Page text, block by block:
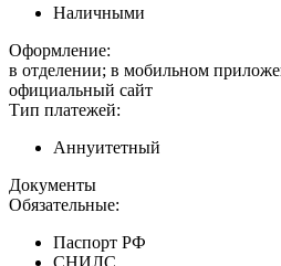
Наличными
Оформление:
в отделении; в мобильном
официальный сайт
Тип платежей:
Аннуитетный
Документы
Обязательные:
Паспорт РФ
СНИЛС